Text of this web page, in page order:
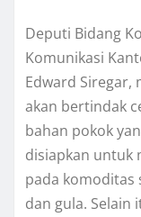
Deputi Bidang
Komunikasi
Edward Siregar,
akan bertindak
bahan pokok
disiapkan untuk
pada komoditas
dan gula. Selain